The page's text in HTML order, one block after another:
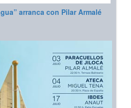
arranca con Pilar Armalé